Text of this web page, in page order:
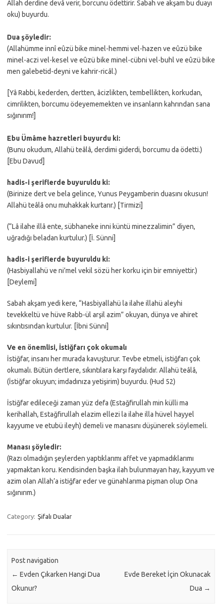
Allah derdine devâ verir, borcunu ödettirir. Sabah ve akşam bu duayı
oku) buyurdu.
Dua şöyledir:
(Allahümme innî eûzü bike minel-hemmi vel-hazen ve eûzü bike
minel-aczi vel-kesel ve eûzü bike minel-cübni vel-buhl ve eûzü bike
men galebetid-deyni ve kahrir-ricâl.)
[Yâ Rabbi, kederden, dertten, âcizlikten, tembellikten, korkudan,
cimrilikten, borcumu ödeyememekten ve insanların kahrından sana
sığınırım!]
Ebu Ümâme hazretleri buyurdu ki:
(Bunu okudum, Allahü teâlâ, derdimi giderdi, borcumu da ödetti.)
[Ebu Davud]
hadis-i şeriflerde buyuruldu ki:
(Birinize dert ve bela gelince, Yunus Peygamberin duasını okusun!
Allahü teâlâ onu muhakkak kurtarır.) [Tirmizi]
(“Lâ ilahe illâ ente, sübhaneke inni küntü minezzalimin” diyen,
uğradığı beladan kurtulur.) [İ. Sünni]
hadis-i şeriflerde buyuruldu ki:
(Hasbiyallahü ve ni’mel vekil sözü her korku için bir emniyettir.)
[Deylemi]
Sabah akşam yedi kere, “Hasbiyallahü la ilahe illahü aleyhi
tevekkeltü ve hüve Rabb-ül arşil azim” okuyan, dünya ve ahiret
sıkıntısından kurtulur. [İbni Sünni]
Ve en önemlisi, İstiğfarı çok okumalı
İstiğfar, insanı her murada kavuşturur. Tevbe etmeli, istiğfarı çok
okumalı. Bütün dertlere, sıkıntılara karşı faydalıdır. Allahü teâlâ,
(İstiğfar okuyun; imdadınıza yetişirim) buyurdu. (Hud 52)
İstiğfar edileceği zaman yüz defa (Estağfirullah min külli ma
kerihallah, Estağfirullah elazim ellezi la ilahe illa hüvel hayyel
kayyume ve etubü ileyh) demeli ve manasını düşünerek söylemeli.
Manası şöyledir:
(Razı olmadığın şeylerden yaptıklarımı affet ve yapmadıklarımı
yapmaktan koru. Kendisinden başka ilah bulunmayan hay, kayyum ve
azim olan Allah’a istiğfar eder ve günahlarıma pişman olup Ona
sığınırım.)
Category: Şifalı Dualar
Post navigation
← Evden Çıkarken Hangi Dua
Okunur?
Evde Bereket İçin Okunacak
Dua →